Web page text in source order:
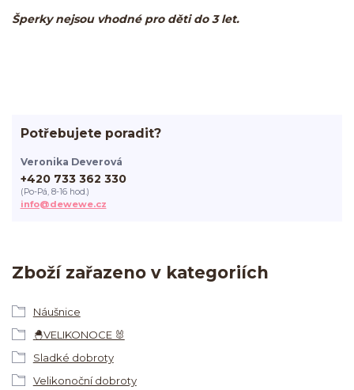
Šperky nejsou vhodné pro děti do 3 let.
Zboží zařazeno v kategoriích
Náušnice
🐣VELIKONOCE 🐰
Sladké dobroty
Velikonoční dobroty
Potřebujete poradit?
Veronika Deverová
+420 733 362 330
(Po-Pá, 8-16 hod.)
info@dewewe.cz